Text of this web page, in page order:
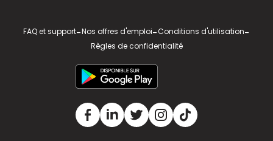
FAQ et support-Nos offres d'emploi-Conditions d'utilisation-
Règles de confidentialité